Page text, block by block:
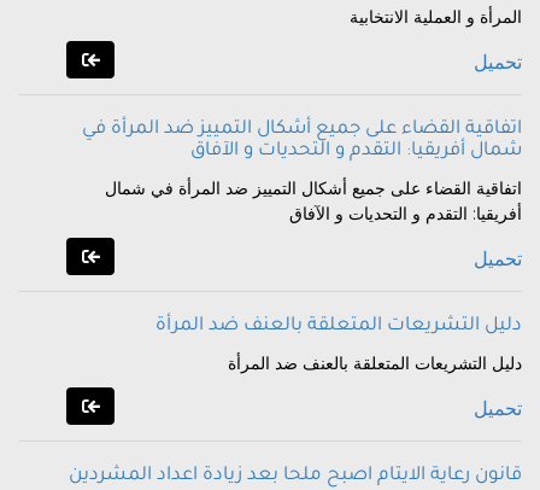
المرأة و العملية الانتخابية
تحميل
اتفاقية القضاء على جميع أشكال التمييز ضد المرأة في
شمال أفريقيا: التقدم و التحديات و الآفاق
اتفاقية القضاء على جميع أشكال التمييز ضد المرأة في شمال
أفريقيا: التقدم و التحديات و الآفاق
تحميل
دليل التشريعات المتعلقة بالعنف ضد المرأة
دليل التشريعات المتعلقة بالعنف ضد المرأة
تحميل
قانون رعاية الايتام اصبح ملحا بعد زيادة اعداد المشردين